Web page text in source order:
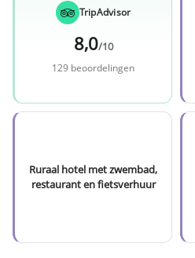
TripAdvisor
8,0/10
129 beoordelingen
Ruraal hotel met zwembad,
restaurant en fietsverhuur